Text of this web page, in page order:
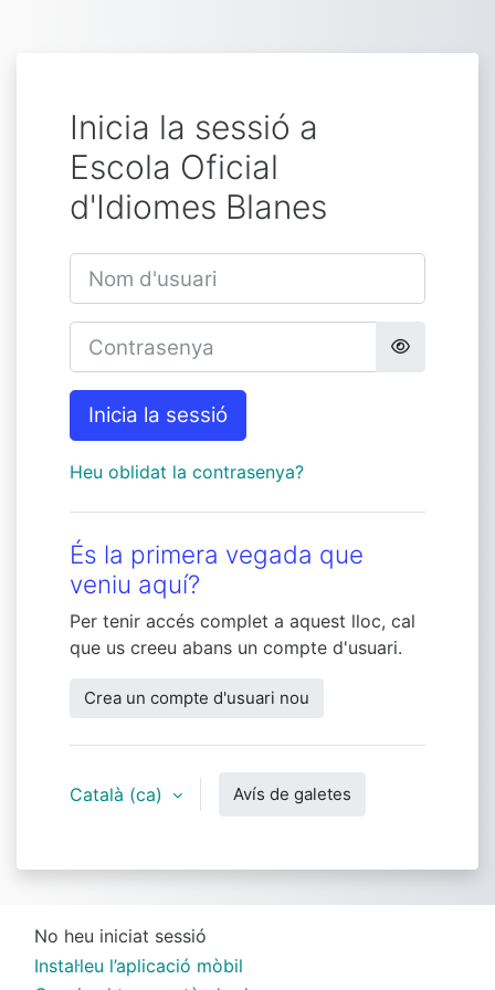
Inicia la sessió a
Escola Oficial
d'Idiomes Blanes
Nom d'usuari
Contrasenya
Inicia la sessió
Heu oblidat la contrasenya?
És la primera vegada que
veniu aquí?
Per tenir accés complet a aquest lloc, cal
que us creeu abans un compte d'usuari.
Crea un compte d'usuari nou
Català ‎(ca)‎ Avís de galetes
No heu iniciat sessió
Instal·leu l’aplicació mòbil